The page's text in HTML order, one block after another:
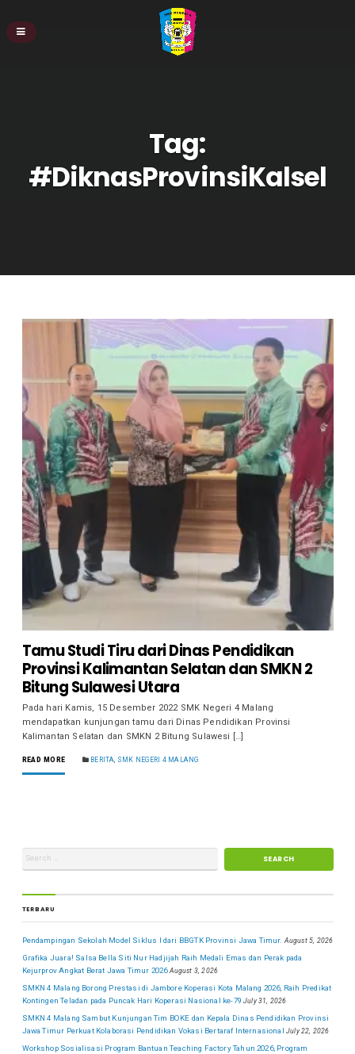
Tag:
#DiknasProvinsiKalsel
Tamu Studi Tiru dari Dinas Pendidikan
Provinsi Kalimantan Selatan dan SMKN 2
Bitung Sulawesi Utara
Pada hari Kamis, 15 Desember 2022 SMK Negeri 4 Malang
mendapatkan kunjungan tamu dari Dinas Pendidikan Provinsi
Kalimantan Selatan dan SMKN 2 Bitung Sulawesi […]
READ MORE BERITA SMK NEGERI 4 MALANG
TERBARU
Pendampingan Sekolah Model Siklus I dari BBGTK Provinsi Jawa Timur. August 5, 2026
Grafika Juara! Salsa Bella Siti Nur Hadjijah Raih Medali Emas dan Perak pada
Kejurprov Angkat Berat Jawa Timur 2026 August 3, 2026
SMKN 4 Malang Borong Prestasi di Jambore Koperasi Kota Malang 2026, Raih Predikat
Kontingen Teladan pada Puncak Hari Koperasi Nasional ke-79 July 31, 2026
SMKN 4 Malang Sambut Kunjungan Tim BOKE dan Kepala Dinas Pendidikan Provinsi
Jawa Timur Perkuat Kolaborasi Pendidikan Vokasi Bertaraf Internasional July 22, 2026
Workshop Sosialisasi Program Bantuan Teaching Factory Tahun 2026, Program